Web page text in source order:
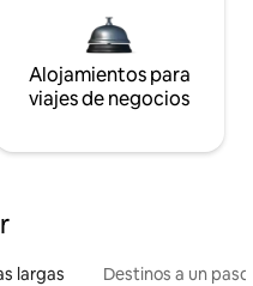
Alojamientos para
viajes de negocios
largas Destinos a un